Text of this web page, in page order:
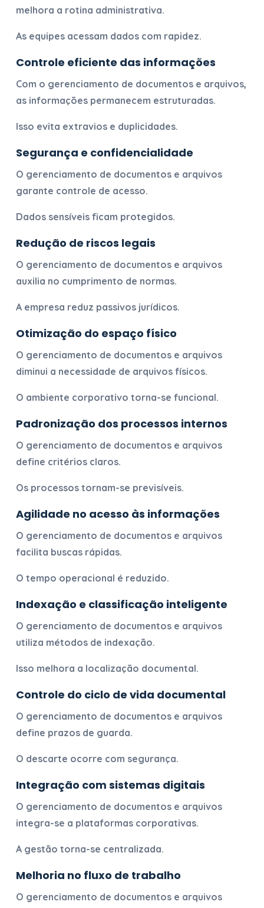
melhora a rotina administrativa.
As equipes acessam dados com rapidez.
Controle eficiente das informações
Com o gerenciamento de documentos e arquivos,
as informações permanecem estruturadas.
Isso evita extravios e duplicidades.
Segurança e confidencialidade
O gerenciamento de documentos e arquivos
garante controle de acesso.
Dados sensíveis ficam protegidos.
Redução de riscos legais
O gerenciamento de documentos e arquivos
auxilia no cumprimento de normas.
A empresa reduz passivos jurídicos.
Otimização do espaço físico
O gerenciamento de documentos e arquivos
diminui a necessidade de arquivos físicos.
O ambiente corporativo torna-se funcional.
Padronização dos processos internos
O gerenciamento de documentos e arquivos
define critérios claros.
Os processos tornam-se previsíveis.
Agilidade no acesso às informações
O gerenciamento de documentos e arquivos
facilita buscas rápidas.
O tempo operacional é reduzido.
Indexação e classificação inteligente
O gerenciamento de documentos e arquivos
utiliza métodos de indexação.
Isso melhora a localização documental.
Controle do ciclo de vida documental
O gerenciamento de documentos e arquivos
define prazos de guarda.
O descarte ocorre com segurança.
Integração com sistemas digitais
O gerenciamento de documentos e arquivos
integra-se a plataformas corporativas.
A gestão torna-se centralizada.
Melhoria no fluxo de trabalho
O gerenciamento de documentos e arquivos